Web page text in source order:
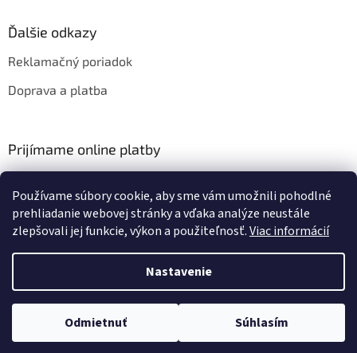
Používame súbory cookie, aby sme vám umožnili pohodlné
prehliadanie webovej stránky a vďaka analýze neustále
zlepšovali jej funkcie, výkon a použiteľnosť.Viac informácií
Nastavenie
Odmietnuť Súhlasím
Ďalšie odkazy
Reklamačný poriadok
Doprava a platba
Prijímame online platby
Copyright 2026HIFIZA. Všetky práva vyhradené.Upraviť nastavenie